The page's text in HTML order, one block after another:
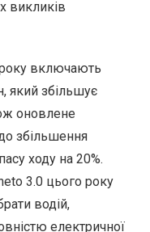
викликів
включають
який збільшує
оновлене
збільшення
ходу на 20%.
3.0 цього року
водій,
електричної